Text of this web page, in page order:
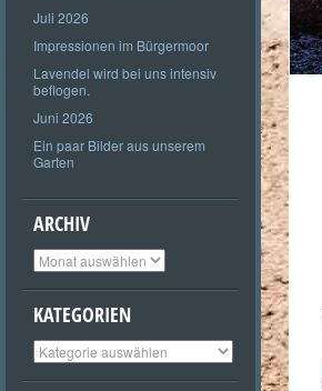
Juli 2026
Impressionen im Bürgermoor
Lavendel wird bei uns intensiv
beflogen.
Juni 2026
Ein paar Bilder aus unserem
Garten
ARCHIV
Archiv
KATEGORIEN
Kategorien